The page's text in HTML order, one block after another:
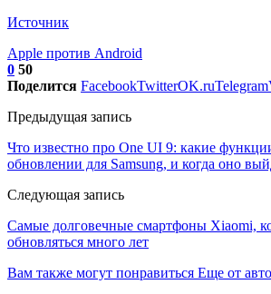
Источник
Apple против Android
0 50
Поделится FacebookTwitterOK.ruTelegram
Предыдущая запись
Что известно про One UI 9: какие
обновлении для Samsung, и когда оно
Следующая запись
Самые долговечные смартфоны Xiaomi,
обновляться много лет
Вам также могут понравиться Еще от